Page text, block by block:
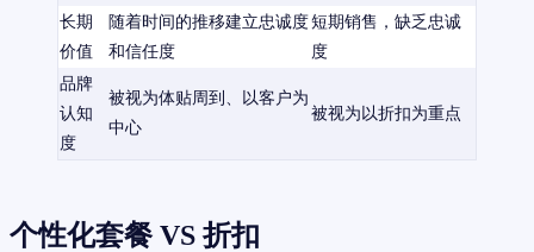
长期
价值
随着时间的推移建立忠诚度
和信任度
短期销售，缺乏忠诚
度
品牌
认知
度
被视为体贴周到、以客户为
中心
被视为以折扣为重点
个性化套餐 VS 折扣